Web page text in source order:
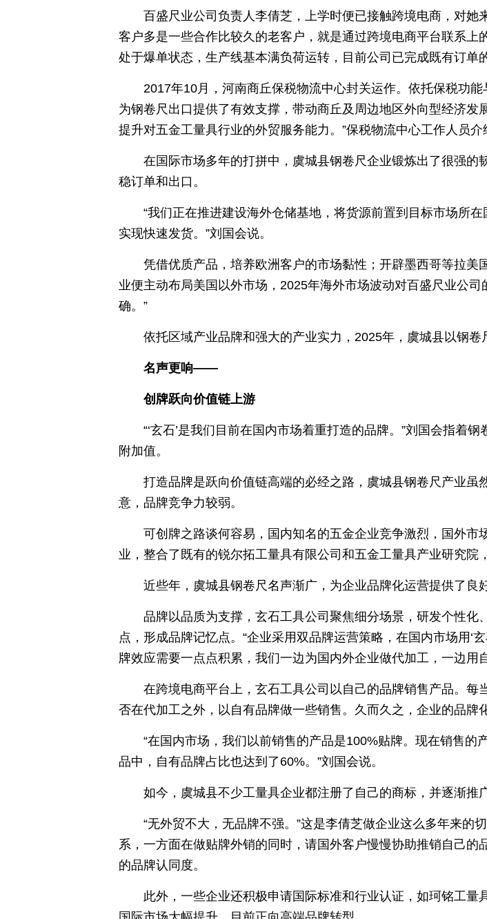
百盛尺业公司负责人李倩芝，上学时便已接触跨境电商，对
客户多是一些合作比较久的老客户，就是通过跨境电商平台联系上
处于爆单状态，生产线基本满负荷运转，目前公司已完成既有订单
2017年10月，河南商丘保税物流中心封关运作。依托保税功
为钢卷尺出口提供了有效支撑，带动商丘及周边地区外向型经济
提升对五金工量具行业的外贸服务能力。”保税物流中心工作人员介
在国际市场多年的打拼中，虞城县钢卷尺企业锻炼出了很强
稳订单和出口。
“我们正在推进建设海外仓储基地，将货源前置到目标市场所
实现快速发货。”刘国会说。
凭借优质产品，培养欧洲客户的市场黏性；开辟墨西哥等拉
业便主动布局美国以外市场，2025年海外市场波动对百盛尺业公
确。”
依托区域产业品牌和强大的产业实力，2025年，虞城县以钢卷
名声更响——
创牌跃向价值链上游
“‘玄石’是我们目前在国内市场着重打造的品牌。”刘国会指着
附加值。
打造品牌是跃向价值链高端的必经之路，虞城县钢卷尺产业
意，品牌竞争力较弱。
可创牌之路谈何容易，国内知名的五金企业竞争激烈，国外
业，整合了既有的锐尔拓工量具有限公司和五金工量具产业研究院
近些年，虞城县钢卷尺名声渐广，为企业品牌化运营提供了良
品牌以品质为支撑，玄石工具公司聚焦细分场景，研发个性
点，形成品牌记忆点。“企业采用双品牌运营策略，在国内市场用‘
牌效应需要一点点积累，我们一边为国内外企业做代加工，一边用
在跨境电商平台上，玄石工具公司以自己的品牌销售产品。
否在代加工之外，以自有品牌做一些销售。久而久之，企业的品牌
“在国内市场，我们以前销售的产品是100%贴牌。现在销售
品中，自有品牌占比也达到了60%。”刘国会说。
如今，虞城县不少工量具企业都注册了自己的商标，并逐渐推
“无外贸不大，无品牌不强。”这是李倩芝做企业这么多年来
系，一方面在做贴牌外销的同时，请国外客户慢慢协助推销自己的
的品牌认同度。
此外，一些企业还积极申请国际标准和行业认证，如珂铭工